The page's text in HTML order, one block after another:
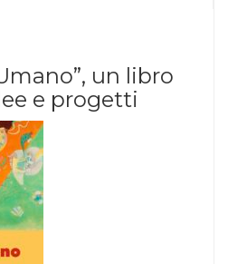
un libro
e progetti